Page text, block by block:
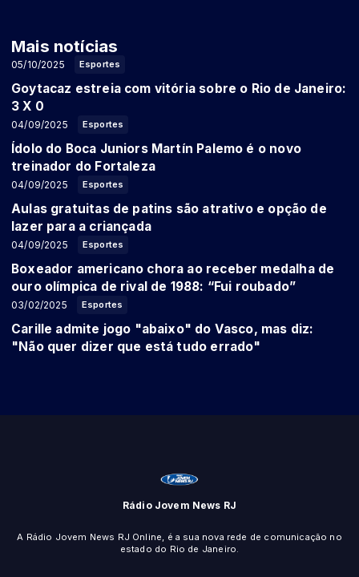
Mais notícias
Esportes
05/10/2025
Goytacaz estreia com vitória sobre o Rio de Janeiro:
3 X 0
Esportes
04/09/2025
Ídolo do Boca Juniors Martín Palemo é o novo
treinador do Fortaleza
Esportes
04/09/2025
Aulas gratuitas de patins são atrativo e opção de
lazer para a criançada
Esportes
04/09/2025
Boxeador americano chora ao receber medalha de
ouro olímpica de rival de 1988: “Fui roubado”
Esportes
03/02/2025
Carille admite jogo "abaixo" do Vasco, mas diz:
"Não quer dizer que está tudo errado"
Rádio Jovem News RJ
A Rádio Jovem News RJ Online, é a sua nova rede de comunicação no
estado do Rio de Janeiro.